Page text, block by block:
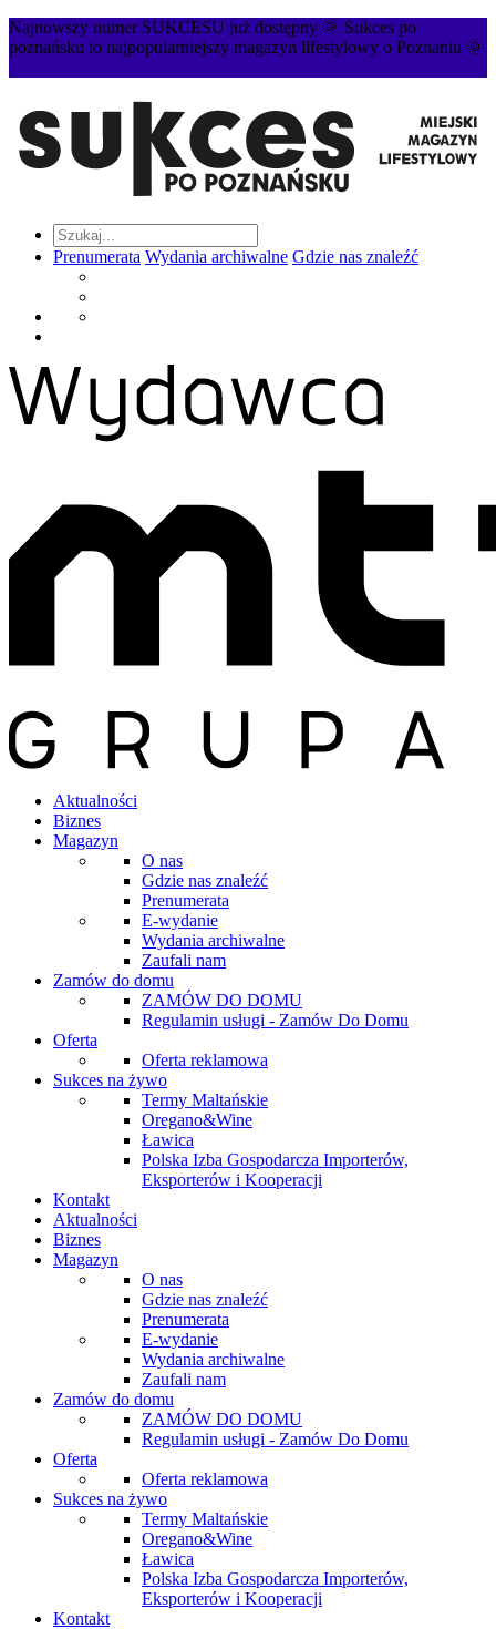
Najnowszy numer SUKCESU już dostępny 🌞 Sukces po
poznańsku to najpopularniejszy magazyn lifestylowy o Poznaniu 🌞
Prenumerata Wydania archiwalne Gdzie nas znaleźć
Aktualności
Biznes
Magazyn
O nas
Gdzie nas znaleźć
Prenumerata
E-wydanie
Wydania archiwalne
Zaufali nam
Zamów do domu
ZAMÓW DO DOMU
Regulamin usługi - Zamów Do Domu
Oferta
Oferta reklamowa
Sukces na żywo
Termy Maltańskie
Oregano&Wine
Ławica
Polska Izba Gospodarcza Importerów,
Eksporterów i Kooperacji
Kontakt
Aktualności
Biznes
Magazyn
O nas
Gdzie nas znaleźć
Prenumerata
E-wydanie
Wydania archiwalne
Zaufali nam
Zamów do domu
ZAMÓW DO DOMU
Regulamin usługi - Zamów Do Domu
Oferta
Oferta reklamowa
Sukces na żywo
Termy Maltańskie
Oregano&Wine
Ławica
Polska Izba Gospodarcza Importerów,
Eksporterów i Kooperacji
Kontakt